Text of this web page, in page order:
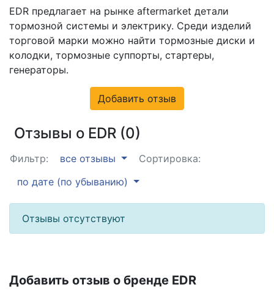
EDR предлагает на рынке aftermarket детали
тормозной системы и электрику. Среди изделий
торговой марки можно найти тормозные диски и
колодки, тормозные суппорты, стартеры,
генераторы.
Добавить отзыв
Отзывы о EDR (0)
Фильтр: все отзывы
Сортировка:
по дате (по убыванию)
Отзывы отсутствуют
Добавить отзыв о бренде EDR